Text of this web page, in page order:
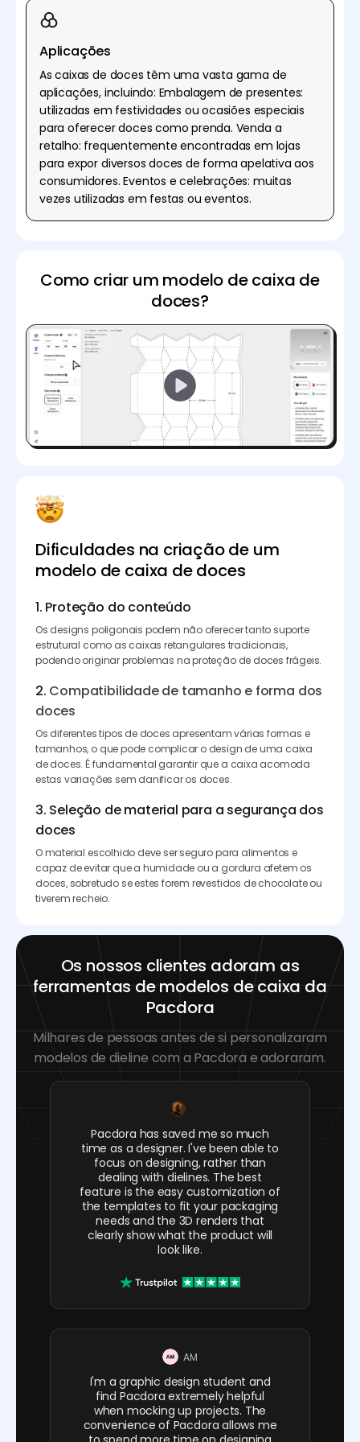
Aplicações
As caixas de doces têm uma vasta gama de
aplicações, incluindo: Embalagem de presentes:
utilizadas em festividades ou ocasiões especiais
para oferecer doces como prenda. Venda a
retalho: frequentemente encontradas em lojas
para expor diversos doces de forma apelativa aos
consumidores. Eventos e celebrações: muitas
vezes utilizadas em festas ou eventos.
Como criar um modelo de caixa de
doces?
Dificuldades na criação de um
modelo de caixa de doces
1. Proteção do conteúdo
Os designs poligonais podem não oferecer tanto suporte
estrutural como as caixas retangulares tradicionais,
podendo originar problemas na proteção de doces frágeis.
2. Compatibilidade de tamanho e forma dos
doces
Os diferentes tipos de doces apresentam várias formas e
tamanhos, o que pode complicar o design de uma caixa
de doces. É fundamental garantir que a caixa acomoda
estas variações sem danificar os doces.
3. Seleção de material para a segurança dos
doces
O material escolhido deve ser seguro para alimentos e
capaz de evitar que a humidade ou a gordura afetem os
doces, sobretudo se estes forem revestidos de chocolate ou
tiverem recheio.
Os nossos clientes adoram as
ferramentas de modelos de caixa da
Pacdora
Milhares de pessoas antes de si personalizaram
modelos de dieline com a Pacdora e adoraram.
Pacdora has saved me so much
time as a designer. I've been able to
focus on designing, rather than
dealing with dielines. The best
feature is the easy customization of
the templates to fit your packaging
needs and the 3D renders that
clearly show what the product will
look like.
AM
I'm a graphic design student and
find Pacdora extremely helpful
when mocking up projects. The
convenience of Pacdora allows me